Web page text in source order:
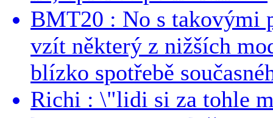
BMT20 : No s takovými
vzít některý z nižších
blízko spotřebě
Richi : \"lidi si za tohle